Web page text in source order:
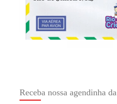
Receba nossa agendinha